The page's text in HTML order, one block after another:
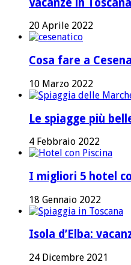
20 Aprile 2022
Cosa fare a
10 Marzo 2022
Le spiagge più
4 Febbraio 2022
I migliori 5 hotel
18 Gennaio 2022
Isola d’Elba:
24 Dicembre 2021